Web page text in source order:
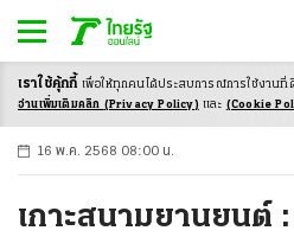
-ก ก ก+
16 พ.ค. 2568 08:00 น.
เกาะสนามยานยนต์
เราใช้คุ้กกี้ เพื่อให้ทุกคนได้ประสบการณ์การใช้งานที่
อ่านเพิ่มเติมคลิก (Privacy Policy) และ (Cookie